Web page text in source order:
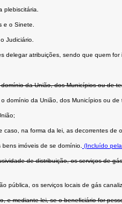
plebiscitária.
e o Sinete.
Judiciário.
atribuições, sendo que quem
da União, dos Municípios ou de
domínio da União, dos Municípios ou de
na forma da lei, as decorrentes de
imóveis de se domínio. (Incluído
de distribuição, os serviços de
pública, os serviços locais de gás
mediante lei, se o beneﬁciário for